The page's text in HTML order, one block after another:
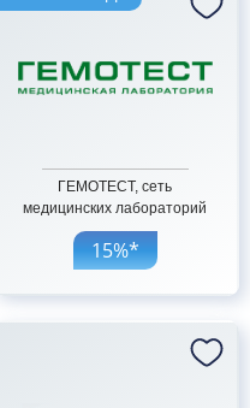
ГЕМОТЕСТ, сеть
медицинских лабораторий